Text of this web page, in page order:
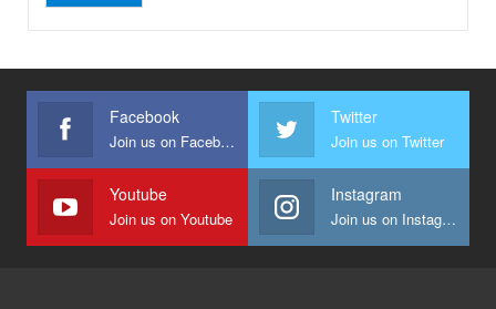
Facebook
Join us on Facebook
Twitter
Join us on Twitter
Youtube
Join us on Youtube
Instagram
Join us on Instagram